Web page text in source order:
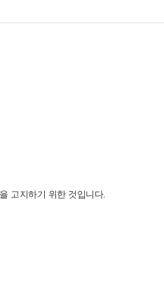
고지하기 위한 것입니다.